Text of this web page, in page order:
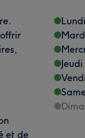
et de
Lundi
Jeudi